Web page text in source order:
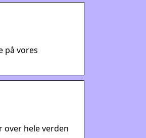
på vores
over hele verden